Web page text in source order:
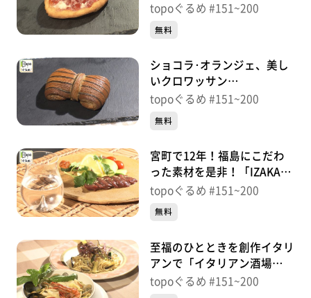
「Coccole」（宮城野区東仙
topoぐるめ #151~200
無料
ショコラ･オランジェ、美し
いクロワッサン
「Boulangerie Azur」（宮城
167【topoぐるめ】
topoぐるめ #151~200
無料
宮町で12年！福島にこだわ
った素材を是非！「IZAKAYA
仁」（青葉区宮町）＃
topoぐるめ #151~200
無料
至福のひとときを創作イタリ
アンで「イタリアン酒場
TOTTI」（青葉区一番町）＃
topoぐるめ #151~200